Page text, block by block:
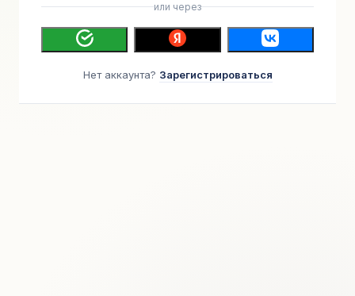
или через
Нет аккаунта? Зарегистрироваться